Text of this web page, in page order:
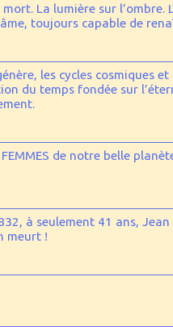
La lumière sur l’ombre.
toujours capable de
les cycles cosmiques
du temps fondée sur
de notre belle
à seulement 41 ans,
meurt !